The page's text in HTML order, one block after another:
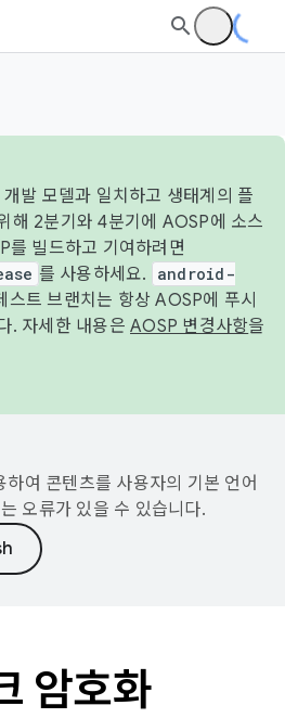
발 모델과 일치하고 생태계의 플
해 2분기와 4분기에 AOSP에 소스
를 빌드하고 기여하려면
를 사용하세요.
android-
스트 브랜치는 항상 AOSP에 푸시
. 자세한 내용은 AOSP 변경사항을
여 콘텐츠를 사용자의 기본 언어
오류가 있을 수 있습니다.
암호화